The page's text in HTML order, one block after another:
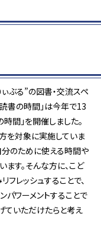
ぶる”の図書・交流スペ
書の時間」は今年で13
間」を開催しました。
を対象に実施していま
分のために使える時間や
す。そんな方に、こど
レッシュすることで、
パワーメントすることで
ていただけたらと考え